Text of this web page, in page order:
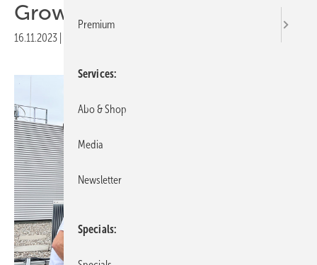
Growbox
16.11.2023
Premium
Services
Abo & Shop
Media
Newsletter
Specials